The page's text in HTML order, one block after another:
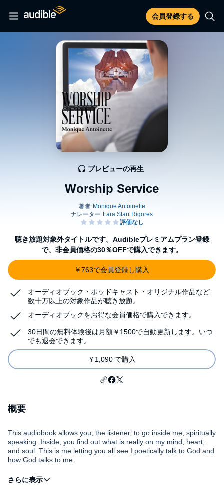
会員登録する
Worship Service
プレビューの再生
聴き放題対象外タイトルです。Audibleプレミアムプラン登録
で、非会員価格の30％OFFで購入できます。
￥763で会員登録し購入
オーディオブック・ポッドキャスト・オリジナル作品など
数十万以上の対象作品が聴き放題。
オーディオブックをお得な会員価格で購入できます。
30日間の無料体験後は月額￥1500で自動更新します。いつ
でも退会できます。
￥1,090 で購入
概要
This audiobook allows you, the listener, to go inside me, spiritually
speaking. Inside, you find out what is really on my mind, heart,
and soul. This is me letting you all see I poetically talk to God and
how God talks to me.
©2020 Page Publishing, Inc (P)2021 Audio Book Network